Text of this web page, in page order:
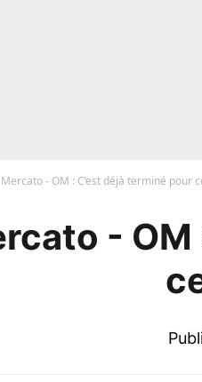
Mercato - OM : C’est déjà terminé pour
- OM